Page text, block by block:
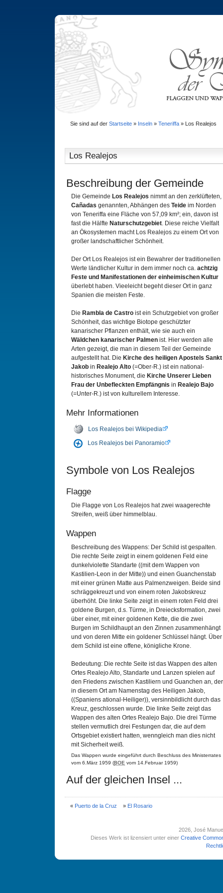
Sie sind auf der Startseite» Inseln» Teneriffa» Los Realejos
Los Realejos
Beschreibung der Gemeinde
Die Gemeinde Los Realejos nimmt an den zerklüfteten,
Cañadas genannten, Abhängen des Teide im Norden
von Teneriffa eine Fläche von 57,09 km²; ein, davon ist
fast die Hälfte Naturschutzgebiet. Diese reiche Vielfalt
an Ökosystemen macht Los Realejos zu einem Ort von
großer landschaftlicher Schönheit.
Der Ort Los Realejos ist ein Bewahrer der traditionellen
Werte ländlicher Kultur in dem immer noch ca. achtzig
Feste und Manifestationen der einheimischen Kultur
überlebt haben. Vieeleicht begeht dieser Ort in ganz
Spanien die meisten Feste.
Die Rambla de Castro ist ein Schutzgebiet von großer
Schönheit, das wichtige Biotope geschützter
kanarischer Pflanzen enthält, wie sie auch ein
Wäldchen kanarischer Palmen ist. Hier werden alle
Arten gezeigt, die man in diesem Teil der Gemeinde
aufgestellt hat. Die Kirche des heiligen Apostels Sankt
Jakob in Realejo Alto (=Ober-R.) ist ein national-
historisches Monument, die Kirche Unserer Lieben
Frau der Unbefleckten Empfängnis in Realejo Bajo
(=Unter-R.) ist von kulturellem Interesse.
Mehr Informationen
Los Realejos bei Wikipedia
Los Realejos bei Panoramio
Symbole von Los Realejos
Flagge
Die Flagge von Los Realejos hat zwei waagerechte
Streifen, weiß über himmelblau.
Wappen
Beschreibung des Wappens: Der Schild ist gespalten.
Die rechte Seite zeigt in einem goldenen Feld eine
dunkelviolette Standarte ((mit dem Wappen von
Kastilien-Leon in der Mitte)) und einen Guanchenstab
mit einer grünen Matte aus Palmenzweigen. Beide sind
schräggekreuzt und von einem roten Jakobskreuz
überhöht. Die linke Seite zeigt in einem roten Feld drei
goldene Burgen, d.s. Türme, in Dreiecksformation, zwei
über einer, mit einer goldenen Kette, die die zwei
Burgen im Schildhaupt an den Zinnen zusammenhängt
und von deren Mitte ein goldener Schlüssel hängt. Über
dem Schild ist eine offene, königliche Krone.
Bedeutung: Die rechte Seite ist das Wappen des alten
Ortes Realejo Alto, Standarte und Lanzen spielen auf
den Friedens zwischen Kastiliern und Guanchen an, der
in diesem Ort am Namenstag des Heiligen Jakob,
((Spaniens ational-Heiliger)), versinnbildlicht durch das
Kreuz, geschlossen wurde. Die linke Seite zeigt das
Wappen des alten Ortes Realejo Bajo. Die drei Türme
stellen vermutlich drei Festungen dar, die auf dem
Ortsgebiet existiert hatten, wenngleich man dies nicht
mit Sicherheit weiß.
Das Wappen wurde eingeführt durch Beschluss des Ministerrates
vom 6.März 1959 (BOE vom 14.Februar 1959)
Auf der gleichen Insel ...
« Puerto de la Cruz » El Rosario
2026 , José
Dieses Werk ist lizensiert unter einer Creative